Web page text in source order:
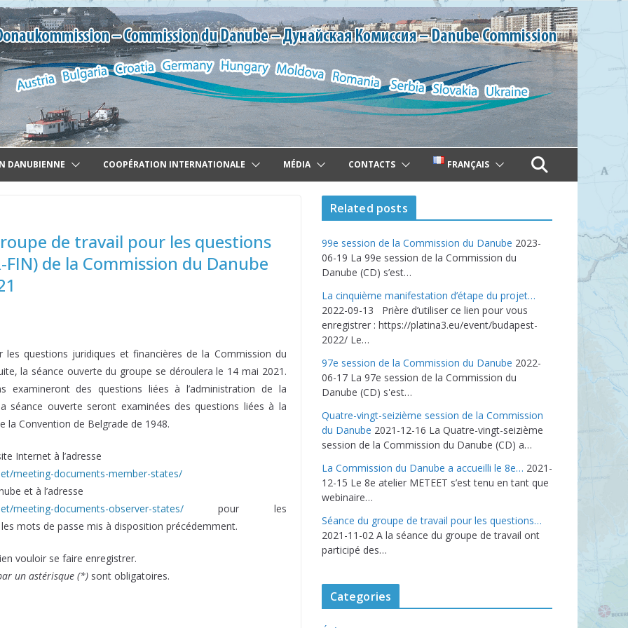
DANUBIENNE COOPÉRATION INTERNATIONALE MÉDIA CONTACTS FRANÇAIS
de travail pour les questions
de la Commission du Danube
questions juridiques et financières de la Commission du
la séance ouverte du groupe se déroulera le 14 mai 2021.
des questions liées à l’administration de la
séance ouverte seront examinées des questions liées à la
la Convention de Belgrade de 1948.
Internet à l’adresse
meeting-documents-member-states/
et à l’adresse
meeting-documents-observer-states/ pour les
mots de passe mis à disposition précédemment.
vouloir se faire enregistrer.
un astérisque (*) sont obligatoires.
Related posts
99e session de la Commission du Danube 2023-
06-19 La 99e session de la Commission du
Danube (CD) s’est…
La cinquième manifestation d’étape du projet…
2022-09-13
Prière d’utiliser ce lien pour vous
enregistrer : https://platina3.eu/event/budapest-
2022/ Le…
97e session de la Commission du Danube 2022-
06-17 La 97e session de la Commission du
Danube (CD) s'est…
Quatre-vingt-seizième session de la Commission
du Danube 2021-12-16 La Quatre-vingt-seizième
session de la Commission du Danube (CD) a…
La Commission du Danube a accueilli le 8e… 2021-
12-15 Le 8e atelier METEET s’est tenu en tant que
webinaire…
Séance du groupe de travail pour les questions…
2021-11-02 A la séance du groupe de travail ont
participé des…
Categories